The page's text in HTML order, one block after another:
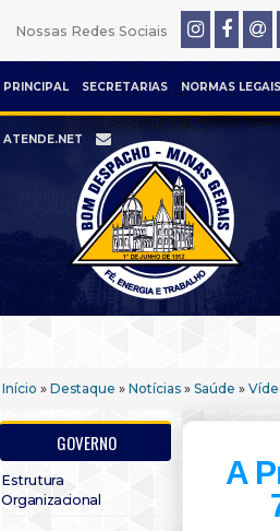
Nossas Redes Sociais
PRINCIPAL SECRETARIAS NORMAS LEGAIS
ATENDE.NET
Início » Destaque » Notícias » Saúde »
GOVERNO
Estrutura
Organizacional
A